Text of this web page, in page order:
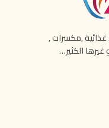
,مكسرات ,
الكثير…